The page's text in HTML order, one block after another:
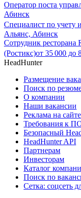
Оператор поста
Абинск
Специалист по учету
Альянс, Абинск
Сотрудник ресторана
(Ростикс)от 35 000 до
HeadHunter
Размещение
Поиск по
О компании
Наши вакансии
Реклама на сайте
Требования к
Безопасный
HeadHunter API
Партнерам
Инвесторам
Каталог
Поиск по
Сетка: соцсеть